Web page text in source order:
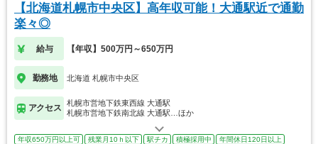
【北海道札幌市中央区】高年収可能！大通駅近で通勤
楽々◎
給与 【年収】500万円～650万円
勤務地 北海道 札幌市中央区
アクセス
札幌市営地下鉄東西線 大通駅
札幌市営地下鉄南北線 大通駅…ほか
年収650万円以上可 残業月10ｈ以下 駅チカ 積極採用中 年間休日120日以上